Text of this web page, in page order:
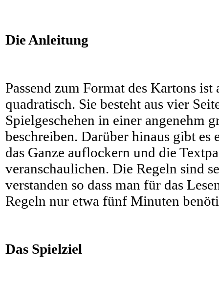
Die Anleitung
Passend zum Format des Kartons
quadratisch. Sie besteht aus vier
Spielgeschehen in einer angenehm
beschreiben. Darüber hinaus gibt es
das Ganze auflockern und die
veranschaulichen. Die Regeln sind
verstanden so dass man für das
Regeln nur etwa fünf Minuten
Das Spielziel